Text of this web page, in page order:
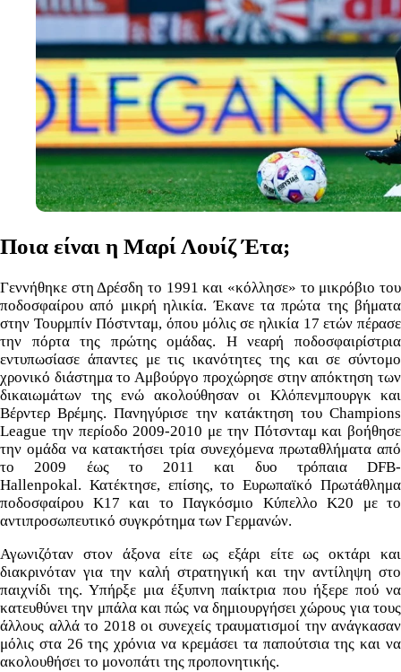
Ποια είναι η Μαρί Λουίζ Έτα;
Γεννήθηκε στη Δρέσδη το 1991 και «κόλλησε» το μικρόβιο του
ποδοσφαίρου από μικρή ηλικία. Έκανε τα πρώτα της βήματα
στην Τουρμπίν Πόστνταμ, όπου μόλις σε ηλικία 17 ετών πέρασε
την πόρτα της πρώτης ομάδας. Η νεαρή ποδοσφαιρίστρια
εντυπωσίασε άπαντες με τις ικανότητες της και σε σύντομο
χρονικό διάστημα το Αμβούργο προχώρησε στην απόκτηση των
δικαιωμάτων της ενώ ακολούθησαν οι Κλόπενμπουργκ και
Βέρντερ Βρέμης. Πανηγύρισε την κατάκτηση του Champions
League την περίοδο 2009-2010 με την Πότσνταμ και βοήθησε
την ομάδα να κατακτήσει τρία συνεχόμενα πρωταθλήματα από
το 2009 έως το 2011 και δυο τρόπαια DFB-
Hallenpokal. Κατέκτησε, επίσης, το Ευρωπαϊκό Πρωτάθλημα
ποδοσφαίρου Κ17 και το Παγκόσμιο Κύπελλο Κ20 με το
αντιπροσωπευτικό συγκρότημα των Γερμανών.
Αγωνιζόταν στον άξονα είτε ως εξάρι είτε ως οκτάρι και
διακρινόταν για την καλή στρατηγική και την αντίληψη στο
παιχνίδι της. Υπήρξε μια έξυπνη παίκτρια που ήξερε πού να
κατευθύνει την μπάλα και πώς να δημιουργήσει χώρους για τους
άλλους αλλά το 2018 οι συνεχείς τραυματισμοί την ανάγκασαν
μόλις στα 26 της χρόνια να κρεμάσει τα παπούτσια της και να
ακολουθήσει το μονοπάτι της προπονητικής.